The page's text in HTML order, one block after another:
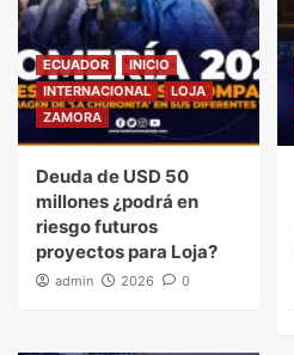
ECUADOR
INICIO
INTERNACIONAL
LOJA
ZAMORA
Deuda de USD 50
millones ¿podrá en
riesgo futuros
proyectos para Loja?
admin 2026 0